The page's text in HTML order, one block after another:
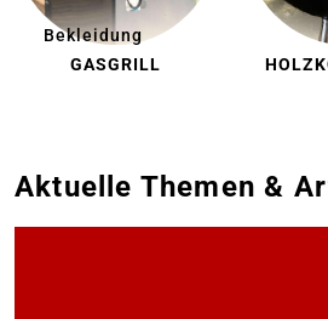
Bekleidung
GASGRILL
Aktuelle Themen &